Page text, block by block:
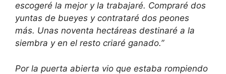
escogeré la mejor y la trabajaré. Compraré dos
yuntas de bueyes y contrataré dos peones
más. Unas noventa hectáreas destinaré a la
siembra y en el resto criaré ganado.”
Por la puerta abierta vio que estaba rompiendo